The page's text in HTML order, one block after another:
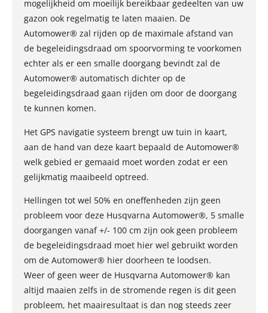
mogelijkheid om moeilijk bereikbaar gedeelten van uw
gazon ook regelmatig te laten maaien. De
Automower® zal rijden op de maximale afstand van
de begeleidingsdraad om spoorvorming te voorkomen
echter als er een smalle doorgang bevindt zal de
Automower® automatisch dichter op de
begeleidingsdraad gaan rijden om door de doorgang
te kunnen komen.
Het GPS navigatie systeem brengt uw tuin in kaart,
aan de hand van deze kaart bepaald de Automower®
welk gebied er gemaaid moet worden zodat er een
gelijkmatig maaibeeld optreed.
Hellingen tot wel 50% en oneffenheden zijn geen
probleem voor deze Husqvarna Automower®, 5 smalle
doorgangen vanaf +/- 100 cm zijn ook geen probleem
de begeleidingsdraad moet hier wel gebruikt worden
om de Automower® hier doorheen te loodsen.
Weer of geen weer de Husqvarna Automower® kan
altijd maaien zelfs in de stromende regen is dit geen
probleem, het maairesultaat is dan nog steeds zeer